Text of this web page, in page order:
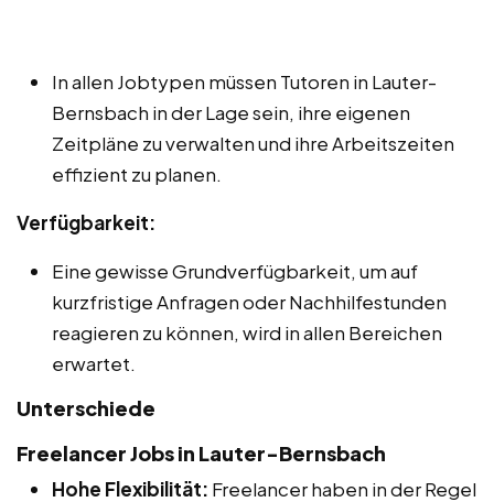
In allen Jobtypen müssen Tutoren in Lauter-
Bernsbach in der Lage sein, ihre eigenen
Zeitpläne zu verwalten und ihre Arbeitszeiten
effizient zu planen.
Verfügbarkeit:
Eine gewisse Grundverfügbarkeit, um auf
kurzfristige Anfragen oder Nachhilfestunden
reagieren zu können, wird in allen Bereichen
erwartet.
Unterschiede
Freelancer Jobs in Lauter-Bernsbach
Hohe Flexibilität: Freelancer haben in der Regel